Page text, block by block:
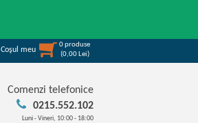
Coşul meu
0produse
(0,00 Lei)
Comenzi telefonice
0215.552.102
Luni - Vineri, 10:00 - 18:00